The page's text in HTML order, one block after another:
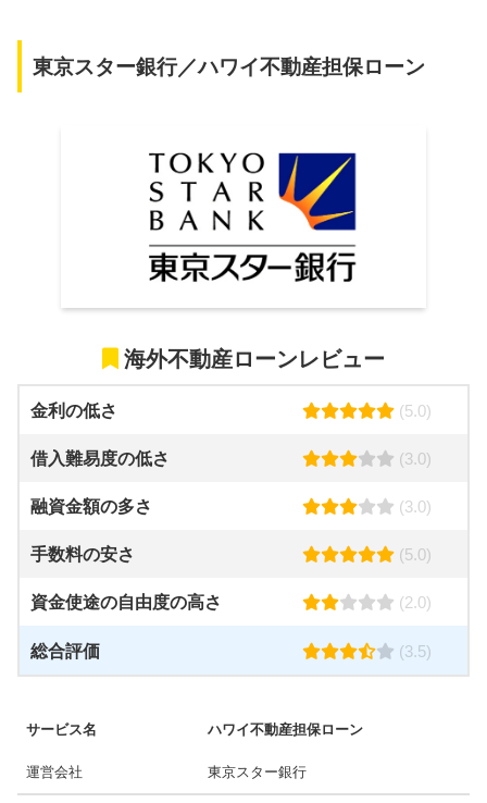
東京スター銀行／ハワイ不動産担保ローン
海外不動産ローンレビュー
金利の低さ (5.0)
借入難易度の低さ (3.0)
融資金額の多さ (3.0)
手数料の安さ (5.0)
資金使途の自由度の高さ (2.0)
総合評価 (3.5)
サービス名 ハワイ不動産担保ローン
運営会社 東京スター銀行